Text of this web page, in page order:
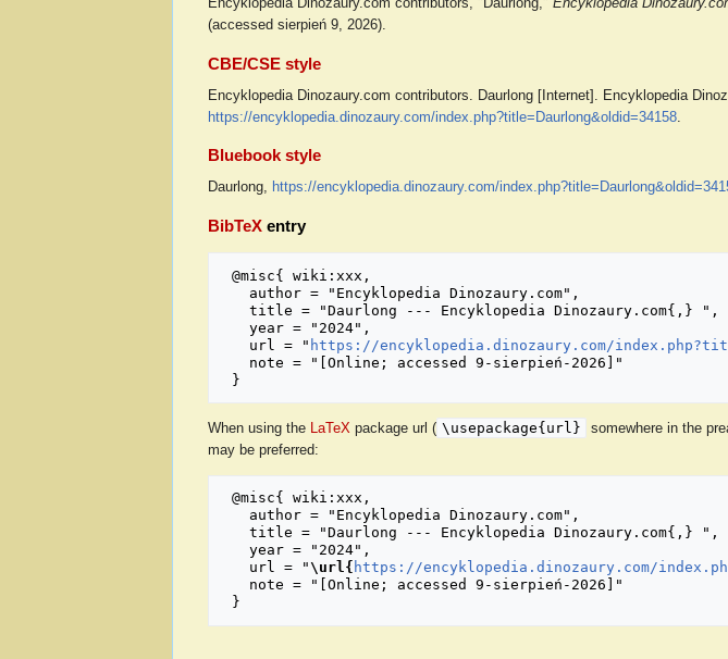
Encyklopedia Dinozaury.com contributors, "Daurlong," Encyklopedia
(accessed sierpień 9, 2026).
CBE/CSE style
Encyklopedia Dinozaury.com contributors. Daurlong [Internet]. Encyklopedia
https://encyklopedia.dinozaury.com/index.php?title=Daurlong&oldid=34158.
Bluebook style
Daurlong, https://encyklopedia.dinozaury.com/
BibTeXentry
   url = "
https://encyklopedia.dinozaury.com/
When using the LaTeXpackage url ( \usepackage{url}
somewhere in the
may be preferred:
   url = "
\url{ https://encyklopedia.dinozaury.com/